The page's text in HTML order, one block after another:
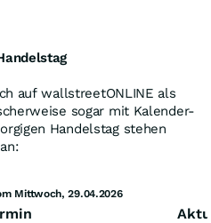
auf wallstreetONLINE als
sogar mit Kalender-
Handelstag stehen
Mittwoch, 29.04.2026